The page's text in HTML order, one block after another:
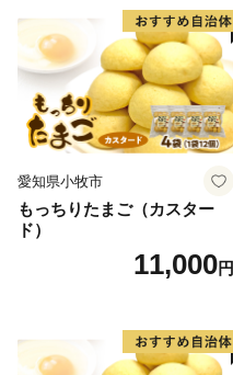
愛知県小牧市
もっちりたまご（カスター
ド）
11,000円